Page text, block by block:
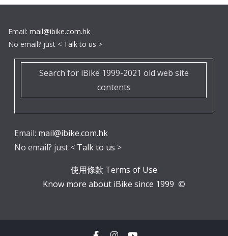
Email: mail@ibike.com.hk
No email? just < Talk to us >
Search for iBike 1999-2021 old web site
contents
Email: mail@ibike.com.hk
No email? just < Talk to us >
使用條款 Terms of Use
Know more about iBike since 1999 ©